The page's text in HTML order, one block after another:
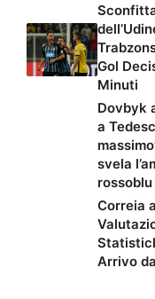
Gol
Minuti
Dovbyk
a
svela
rossoblu
Correia
Arrivo